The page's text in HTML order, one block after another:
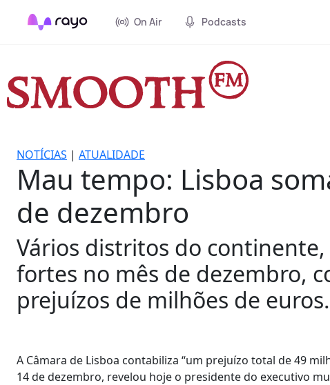
On Air Podcasts
NOTÍCIAS | ATUALIDADE
Mau tempo: Lisboa
de dezembro
Vários distritos do
fortes no mês de dezembro,
prejuízos de milhões de euros.
A Câmara de Lisboa contabiliza “um prejuízo total de 49
14 de dezembro, revelou hoje o presidente do executivo